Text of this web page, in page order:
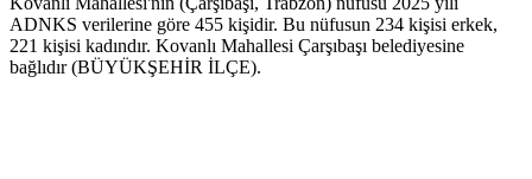
ADNKS verilerine göre 455 kişidir. Bu nüfusun 234 kişisi erkek,
221 kişisi kadındır. Kovanlı Mahallesi Çarşıbaşı belediyesine
bağlıdır (BÜYÜKŞEHİR İLÇE).